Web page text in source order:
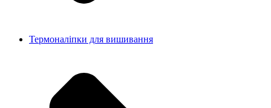
Термоналіпки для вишивання